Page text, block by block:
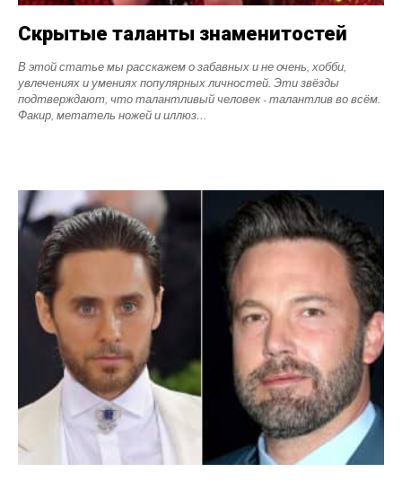
Скрытые таланты знаменитостей
В этой статье мы расскажем о забавных и не очень, хобби,
увлечениях и умениях популярных личностей. Эти звёзды
подтверждают, что талантливый человек - талантлив во всём.
Факир, метатель ножей и иллюз…